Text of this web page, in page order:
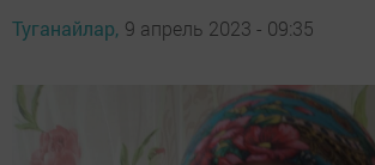
Туганайлар, 9 апрель 2023 - 09:35